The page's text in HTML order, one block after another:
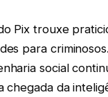
Pix trouxe
para
social
chegada da